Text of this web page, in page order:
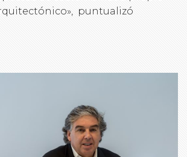
puntualizó